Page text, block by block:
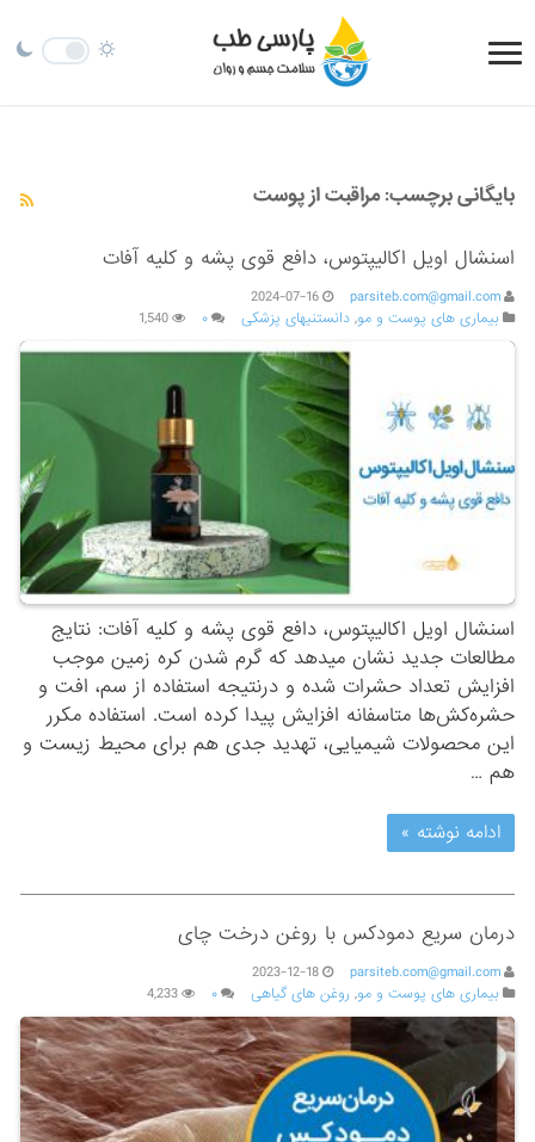
بایگانی برچسب:مراقبت از پوست
اسنشال اویل اکالیپتوس، دافع قوی پشه و کلیه آفات
parsiteb.com@gmail.com
2024-07-16
بیماری های پوست و مو,دانستنیهای پزشکی ۰ 1,540
اسنشال اویل اکالیپتوس، دافع قوی پشه و کلیه آفات: نتایج
مطالعات جدید نشان میدهد که گرم شدن کره زمین موجب
افزایش تعداد حشرات شده و درنتیجه استفاده از سم، افت و
حشره‌کش‌ها متاسفانه افزایش پیدا کرده است. استفاده مکرر
این محصولات شیمیایی، تهدید جدی هم برای محیط زیست و
هم …
ادامه نوشته »
درمان سریع دمودکس با روغن درخت چای
parsiteb.com@gmail.com
2023-12-18
بیماری های پوست و مو,روغن های گیاهی ۰ 4,233